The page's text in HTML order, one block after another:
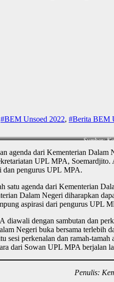
#BEM Unsoed 2022, #Berita BEM
Sumber:
agenda dari Kementerian
UPL MPA,
dan pengurus UPL MPA.
satu agenda dari Kementerian
Dalam Negeri diharapkan
aspirasi dari pengurus UPL
diawali dengan sambutan dan
Negeri buka bersama terlebih
sesi perkenalan dan ramah-
dari Sowan UPL MPA berjalan
Penulis: